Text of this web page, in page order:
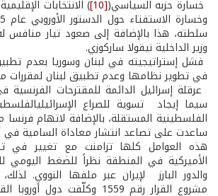
­ خسارة حزبه السياسي([10]
سلطته، هذا بالإضافة إلى صعود تيار منافس
وزير الداخلية نيقولا ساركوزي.
فشل إستراتيجيته في لبنان وسوريا بعدم
في تطوير نظامها وعدم تطبيق لبنان لمقررات
عرقلة إسرائيل الدائمة للمقترحات
سيما إيجاد تسوية للصراع
الفلسطينية المستقلة، بالإضافة لاتهام
ساعدت على تصاعد انتشار معاداة السامية في
هذه العوامل كلها تزامنت مع تغيير في
الأميركية في المنطقة نظراً للضغط اليومي
والدور البارز لإيران عبر ملفها النووي.
مشروع القرار رقم 1559 وكلّفت